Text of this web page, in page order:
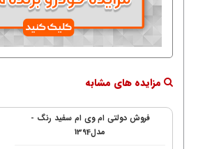
مزایده های مشابه
فروش دولتی ام وی ام سفید رنگ -
مدل1394